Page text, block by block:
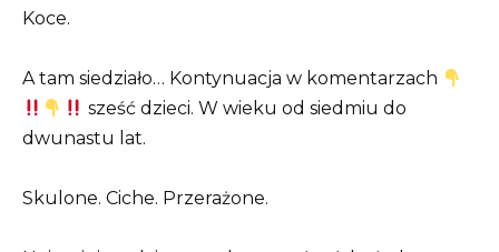
Koce.
A tam siedziało… Kontynuacja w komentarzach
sześć dzieci. W wieku od siedmiu do
dwunastu lat.
Skulone. Ciche. Przerażone.